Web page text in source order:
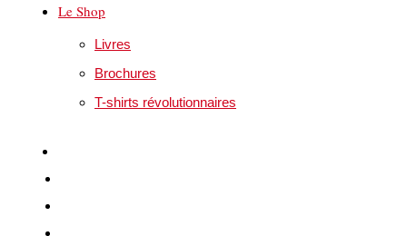
Le Shop
Livres
Brochures
T-shirts révolutionnaires